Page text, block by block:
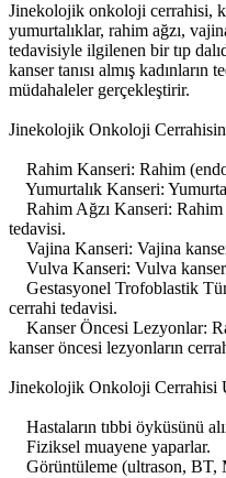
Jinekolojik onkoloji cerrahisi,
yumurtalıklar, rahim ağzı,
tedavisiyle ilgilenen bir tıp
kanser tanısı almış
müdahaleler gerçekleştirir.
Jinekolojik Onkoloji
Rahim Kanseri: Rahim
Yumurtalık Kanseri:
Rahim Ağzı Kanseri: Rahim
tedavisi.
Vajina Kanseri: Vajina
Vulva Kanseri: Vulva
Gestasyonel Trofoblastik
cerrahi tedavisi.
Kanser Öncesi Lezyonlar:
kanser öncesi lezyonların
Jinekolojik Onkoloji Cerrahisi
Hastaların tıbbi öyküsünü
Fiziksel muayene yaparlar.
Görüntüleme (ultrason, BT,